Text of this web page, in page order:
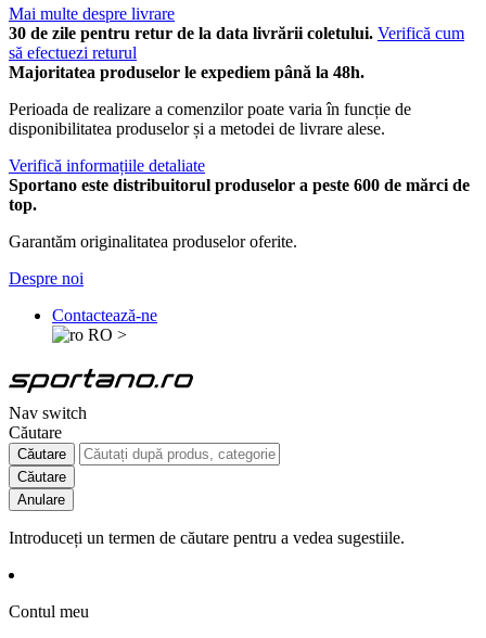
Mai multe despre livrare
30 de zile pentru retur de la data livrării coletului. Verifică cum
să efectuezi returul
Majoritatea produselor le expediem până la 48h.
Perioada de realizare a comenzilor poate varia în funcție de
disponibilitatea produselor și a metodei de livrare alese.
Verifică informațiile detaliate
Sportano este distribuitorul produselor a peste 600 de mărci de
top.
Garantăm originalitatea produselor oferite.
Despre noi
Contactează-ne
RO >
Nav switch
Căutare
Căutare
Căutare
Anulare
Introduceți un termen de căutare pentru a vedea sugestiile.
Contul meu